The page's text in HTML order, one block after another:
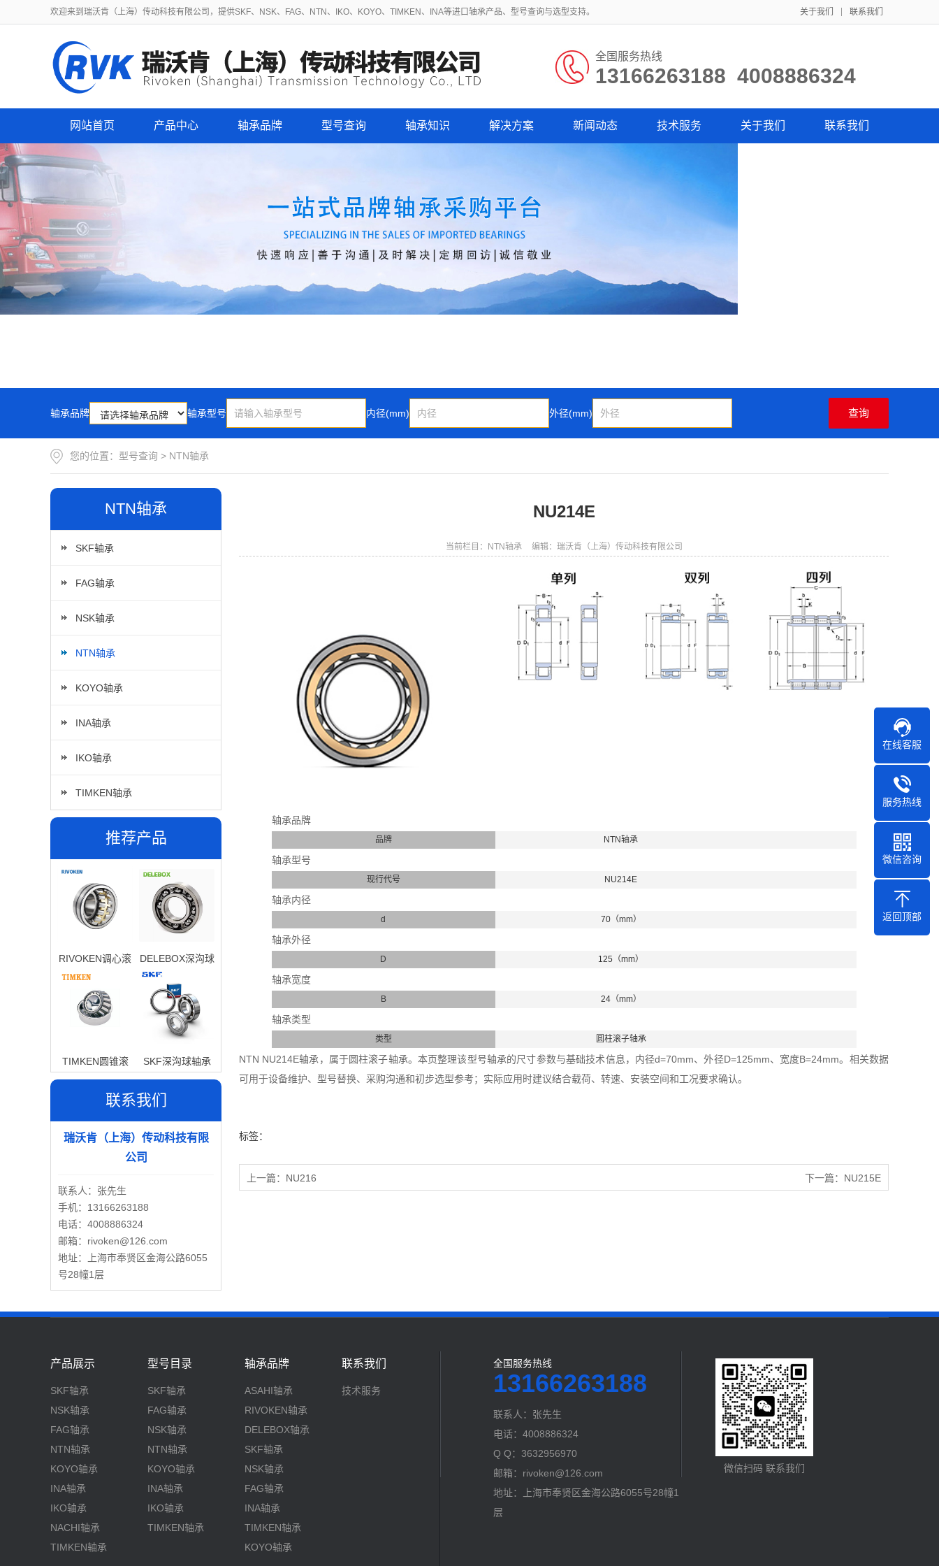
欢迎来到瑞沃肯（上海）传动科技有限公司，提供SKF、NSK、FAG、NTN、IKO、KOYO、TIMKEN、INA等进口轴承产品、型号查询与选型支持。 关于我们 联系我们
全国服务热线
13166263188 4008886324
网站首页 产品中心 轴承品牌 型号查询 轴承知识 解决方案 新闻动态 技术服务 关于我们 联系我们
轴承品牌 轴承型号 内径(mm) 外径(mm)
您的位置： 型号查询 > NTN轴承
NTN轴承
SKF轴承
FAG轴承
NSK轴承
NTN轴承
KOYO轴承
INA轴承
IKO轴承
TIMKEN轴承
推荐产品
RIVOKEN调心滚
子轴承
DELEBOX深沟球
TIMKEN圆锥滚
子轴承
SKF深沟球轴承
联系我们
瑞沃肯（上海）传动科技有限
公司
联系人：张先生
手机：13166263188
电话：4008886324
邮箱：rivoken@126.com
地址：上海市奉贤区金海公路6055
号28幢1层
NU214E
当前栏目：NTN轴承 编辑：瑞沃肯（上海）传动科技有限公司
轴承品牌
品牌 NTN轴承
轴承型号
现行代号 NU214E
轴承内径
d 70（mm）
轴承外径
D 125（mm）
轴承宽度
B 24（mm）
轴承类型
类型 圆柱滚子轴承
NTN NU214E轴承，属于圆柱滚子轴承。本页整理该型号轴承的尺寸参数与基础技术信息，内径d=70mm、外径D=125mm、宽度B=24mm。相关数据
可用于设备维护、型号替换、采购沟通和初步选型参考；实际应用时建议结合载荷、转速、安装空间和工况要求确认。
标签：
上一篇： NU216 下一篇： NU215E
产品展示
SKF轴承
NSK轴承
FAG轴承
NTN轴承
KOYO轴承
INA轴承
IKO轴承
NACHI轴承
TIMKEN轴承
型号目录
SKF轴承
FAG轴承
NSK轴承
NTN轴承
KOYO轴承
INA轴承
IKO轴承
TIMKEN轴承
轴承品牌
ASAHI轴承
RIVOKEN轴承
DELEBOX轴承
SKF轴承
NSK轴承
FAG轴承
INA轴承
TIMKEN轴承
KOYO轴承
联系我们
技术服务
全国服务热线
13166263188
联系人：张先生
电话：4008886324
Q Q：3632956970
邮箱：rivoken@126.com
地址：上海市奉贤区金海公路6055号28幢1
层
微信扫码 联系我们
在线客服
服务热线
微信咨询
返回顶部